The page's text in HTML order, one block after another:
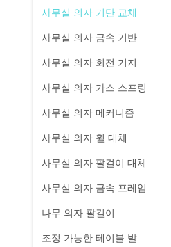
사무실 의자 기단 교체
사무실 의자 금속 기반
사무실 의자 회전 기지
사무실 의자 가스 스프링
사무실 의자 메커니즘
사무실 의자 휠 대체
사무실 의자 팔걸이 대체
사무실 의자 금속 프레임
나무 의자 팔걸이
조정 가능한 테이블 발